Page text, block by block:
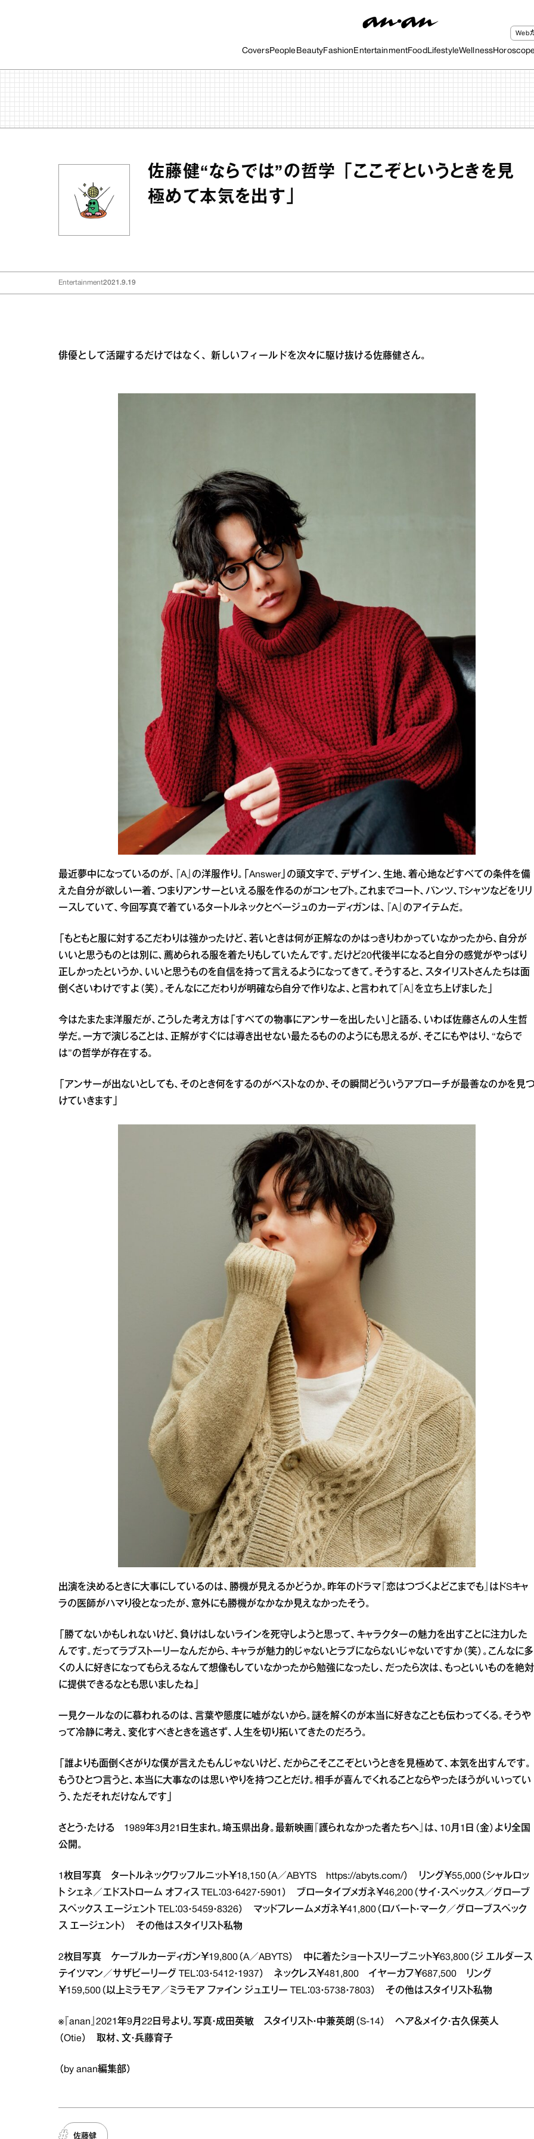
CoversPeople BeautyFashion EntertainmentFood LifestyleWellness
Web
佐藤健“ならでは”の哲学 「ここぞというときを見
極めて本気を出す」
Entertainment2021.9.19
俳優として活躍するだけではなく、新しいフィールドを次々に駆け抜ける佐藤健さん。
最近夢中になっているのが、『A』の洋服作り。「Answer」の頭文字で、デザイン、生地、着心地などすべての条件を備
えた自分が欲しい一着、つまりアンサーといえる服を作るのがコンセプト。これまでコート、パンツ、Tシャツなどをリリ
ースしていて、今回写真で着ているタートルネックとベージュのカーディガンは、『A』のアイテムだ。
「もともと服に対するこだわりは強かったけど、若いときは何が正解なのかはっきりわかっていなかったから、自分が
いいと思うものとは別に、薦められる服を着たりもしていたんです。だけど20代後半になると自分の感覚がやっぱり
正しかったというか、いいと思うものを自信を持って言えるようになってきて。そうすると、スタイリストさんたちは面
倒くさいわけですよ（笑）。そんなにこだわりが明確なら自分で作りなよ、と言われて『A』を立ち上げました」
今はたまたま洋服だが、こうした考え方は「すべての物事にアンサーを出したい」と語る、いわば佐藤さんの人生哲
学だ。一方で演じることは、正解がすぐには導き出せない最たるもののようにも思えるが、そこにもやはり、“ならで
は”の哲学が存在する。
「アンサーが出ないとしても、そのとき何をするのがベストなのか、その瞬間どういうアプローチが最善なのかを見
けていきます」
出演を決めるときに大事にしているのは、勝機が見えるかどうか。昨年のドラマ『恋はつづくよどこまでも』はドSキャ
ラの医師がハマり役となったが、意外にも勝機がなかなか見えなかったそう。
「勝てないかもしれないけど、負けはしないラインを死守しようと思って、キャラクターの魅力を出すことに注力した
んです。だってラブストーリーなんだから、キャラが魅力的じゃないとラブにならないじゃないですか（笑）。こんなに多
くの人に好きになってもらえるなんて想像もしていなかったから勉強になったし、だったら次は、もっといいものを絶対
に提供できるなとも思いましたね」
一見クールなのに慕われるのは、言葉や態度に嘘がないから。謎を解くのが本当に好きなことも伝わってくる。そうや
って冷静に考え、変化すべきときを逃さず、人生を切り拓いてきたのだろう。
「誰よりも面倒くさがりな僕が言えたもんじゃないけど、だからこそここぞというときを見極めて、本気を出すんです。
もうひとつ言うと、本当に大事なのは思いやりを持つことだけ。相手が喜んでくれることならやったほうがいいってい
う、ただそれだけなんです」
さとう・たける 1989年3月21日生まれ。埼玉県出身。最新映画『護られなかった者たちへ』は、10月1日（金）より全国
公開。
1枚目写真 タートルネックワッフルニット￥18,150（A／ABYTS https://abyts.com/） リング￥55,000（シャルロッ
ト シェネ／エドストローム オフィス TEL：03・6427・5901） ブロータイプメガネ￥46,200（サイ・スペックス／グローブ
スペックス エージェント TEL：03・5459・8326） マッドフレームメガネ￥41,800（ロバート・マーク／グローブスペック
ス エージェント） その他はスタイリスト私物
2枚目写真 ケーブルカーディガン￥19,800（A／ABYTS） 中に着たショートスリーブニット￥63,800（ジ エルダース
テイツマン／サザビーリーグ TEL：03・5412・1937） ネックレス￥481,800 イヤーカフ￥687,500 リング
￥159,500（以上ミラモア／ミラモア ファイン ジュエリー TEL：03・5738・7803） その他はスタイリスト私物
※『anan』2021年9月22日号より。写真・成田英敏 スタイリスト・中兼英朗（S‐14） ヘア＆メイク・古久保英人
（Otie） 取材、文・兵藤育子
（by anan編集部）
佐藤健